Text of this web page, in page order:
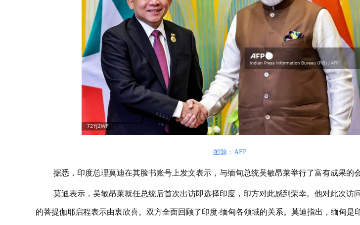
图源：AFP
据悉，印度总理莫迪在其脸书账号上发文表示，与缅甸总统吴敏昂莱举行了富有成果的会
莫迪表示，吴敏昂莱就任总统后首次出访即选择印度，印方对此感到荣幸。他对此次访
的菩提伽耶启程表示由衷欣喜。双方全面回顾了印度-缅甸各领域的关系。莫迪指出，缅甸是